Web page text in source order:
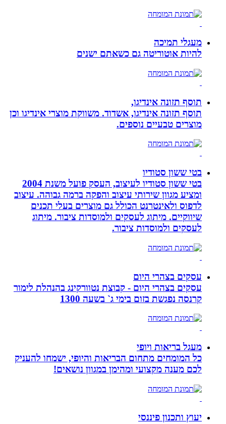
מעגלי תמיכה
להיות אוטוריטה גם כשאתם ישנים
תוסף תזונה אינדיגו,
תוסף תזונה אינדיגו, אשדוד. משווקת מוצרי אינדיגו וכן
מוצרים טבעיים נוספים.
בטי ששון סטודיו
בטי ששון סטודיו לעיצוב, העסק פועל משנת 2004
ומציע מגוון שירותי עיצוב והפקה ברמה גבוהה. עיצוב
לדפוס ולאינטרנט הכולל גם מוצרים בעלי תכנים
שיווקיים. מיתוג לעסקים ולמוסדות ציבור. מיתוג
לעסקים ולמוסדות ציבור.
עסקים בצהרי היום
עסקים בצהרי היום - קבוצת נטוורקינג בהנהלת לימור
קרנסה נפגשת בזום בימי ג` בשעה 1300
מעגל בריאות ויופי
כל המומחים מתחום הבריאות והיופי, ישמחו להעניק
לכם מענה מקצועי ומהימן במגוון נושאים!
יעוץ ותכנון פיננסי